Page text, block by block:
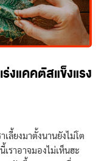
งแคคตัสแข็งแรง
เลี้ยงมาตั้งนานยังไม่โต
ราอาจมองไม่เห็นฮะ